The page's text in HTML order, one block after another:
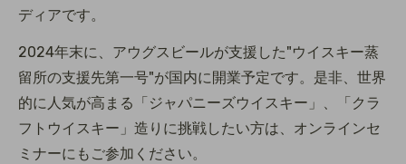
ディアです。
2024年末に、アウグスビールが支援した"ウイスキー蒸
留所の支援先第一号"が国内に開業予定です。是非、世界
的に人気が高まる「ジャパニーズウイスキー」、「クラ
フトウイスキー」造りに挑戦したい方は、オンラインセ
ミナーにもご参加ください。